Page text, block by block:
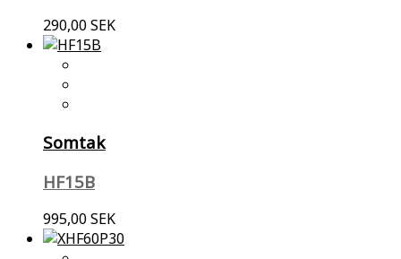
290,00 SEK
Somtak
HF15B
995,00 SEK